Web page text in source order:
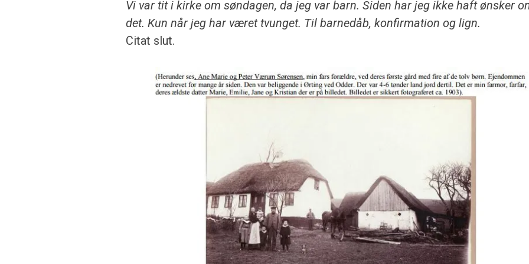
Vi var tit i kirke om søndagen, da jeg var barn. Siden har jeg ikke haft ønsker
det. Kun når jeg har været tvunget. Til barnedåb, konfirmation og lign.
Citat slut.